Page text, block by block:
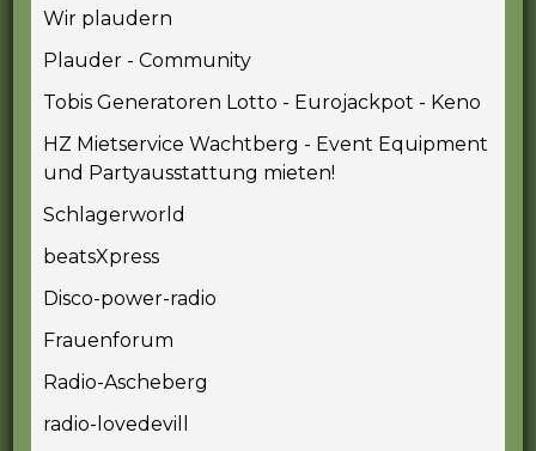
Wir plaudern
Plauder - Community
Tobis Generatoren Lotto - Eurojackpot - Keno
HZ Mietservice Wachtberg - Event Equipment
und Partyausstattung mieten!
Schlagerworld
beatsXpress
Disco-power-radio
Frauenforum
Radio-Ascheberg
radio-lovedevill